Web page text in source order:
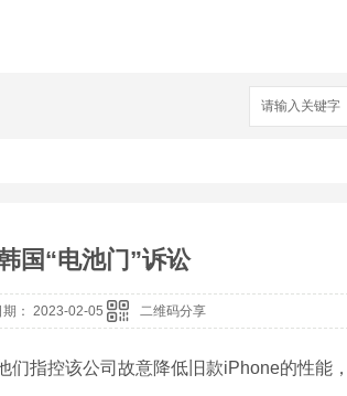
国“电池门”诉讼
： 2023-02-05 二维码分享
指控该公司故意降低旧款iPhone的性能